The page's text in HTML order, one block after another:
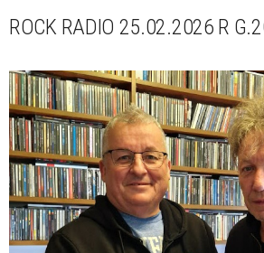
ROCK RADIO 25.02.2026 R